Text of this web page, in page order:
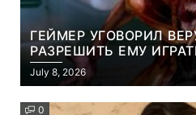
ГЕЙМЕР УГОВОРИЛ
РАЗРЕШИТЬ ЕМУ
ЧТО ЭТО
УБИЙСТВО ДЕМОНОВ
July 8, 2026
0